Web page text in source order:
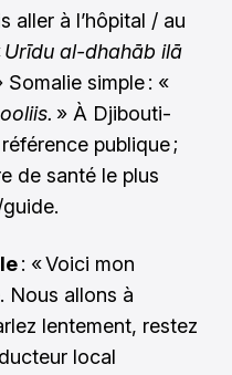
aller à l’hôpital / au
Urīdu al-dhahāb ilā
Somalie simple : «
» À Djibouti-
publique ;
de santé le plus
: « Voici mon
Nous allons à
lentement, restez
local